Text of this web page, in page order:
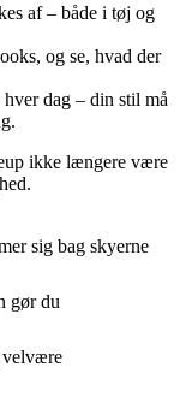
af – både i tøj og
og se, hvad der
dag – din stil må
ikke længere være
sig bag skyerne
gør du
velvære